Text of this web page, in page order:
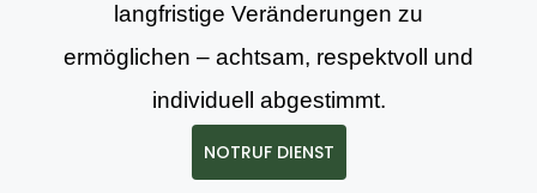
langfristige Veränderungen zu
ermöglichen – achtsam, respektvoll und
individuell abgestimmt.
NOTRUF DIENST